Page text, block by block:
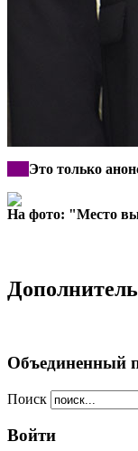
Это только
На фото: "Место
Объединенный
Поиск
Войти